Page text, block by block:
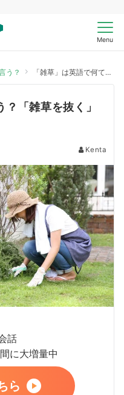
Menu
う？ 「雑草」は英語で何て言う？「雑草を抜く」「雑草のような」も紹介
？「雑草を抜く」
Kenta
話
に大増量中
ら